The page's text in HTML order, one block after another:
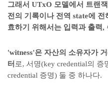
그래서 UTxO 모델에서 트랜
전의 기록이나 전역 state에
효하기 위해서는 입력과 출력,
'witness'은 자산의 소유자가
터 로, 서명(key credential의
credential 증명) 둘 중 하나다.